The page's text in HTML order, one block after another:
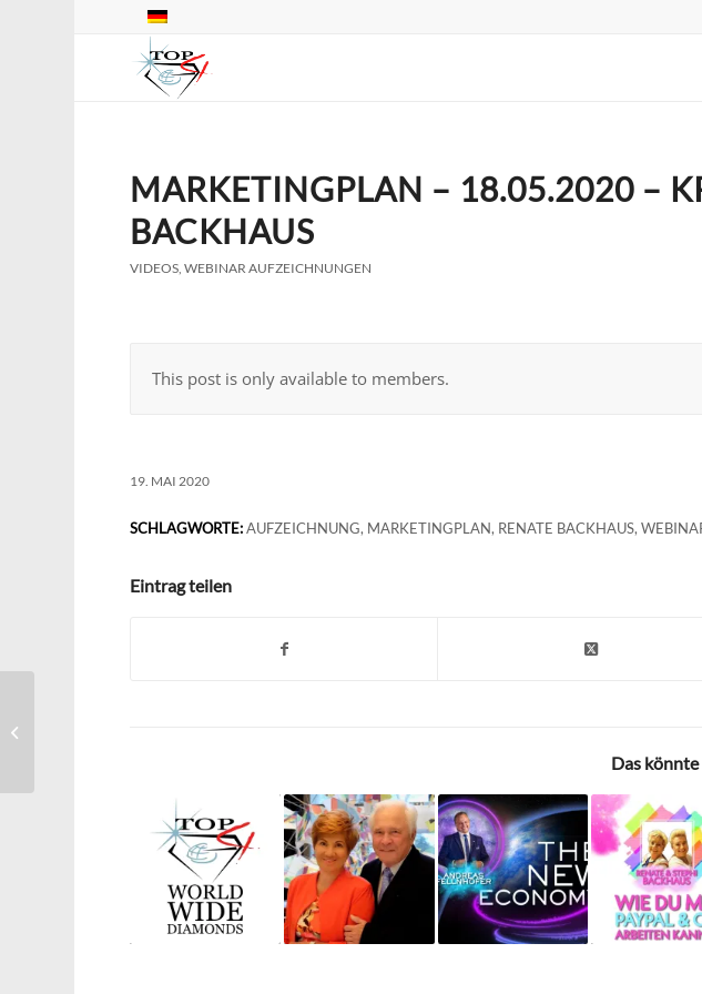
MARKETINGPLAN – 18.05.2020 –
BACKHAUS
VIDEOS,WEBINAR AUFZEICHNUNGEN
This post is only available to members.
19. MAI 2020
SCHLAGWORTE: AUFZEICHNUNG, MARKETINGPLAN, RENATE BACKHAUS,
Eintrag teilen
Das